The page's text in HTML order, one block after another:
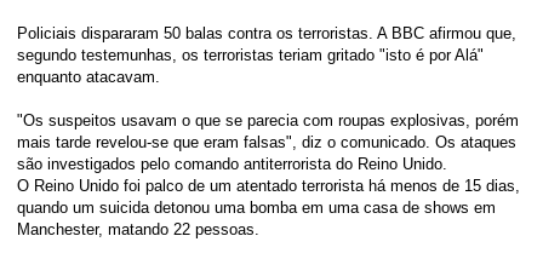
Policiais dispararam 50 balas contra os terroristas. A BBC afirmou que,
segundo testemunhas, os terroristas teriam gritado "isto é por Alá"
enquanto atacavam.
"Os suspeitos usavam o que se parecia com roupas explosivas, porém
mais tarde revelou-se que eram falsas", diz o comunicado. Os ataques
são investigados pelo comando antiterrorista do Reino Unido.
O Reino Unido foi palco de um atentado terrorista há menos de 15 dias,
quando um suicida detonou uma bomba em uma casa de shows em
Manchester, matando 22 pessoas.